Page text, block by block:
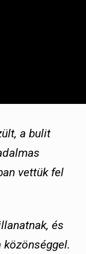
a bulit
vettük fel
és